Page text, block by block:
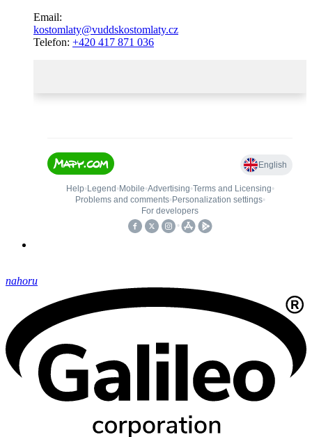
Email:
kostomlaty@vuddskostomlaty.cz
Telefon: +420 417 871 036
nahoru